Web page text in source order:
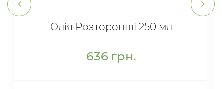
Олія Розторопші 250 мл
636 грн.